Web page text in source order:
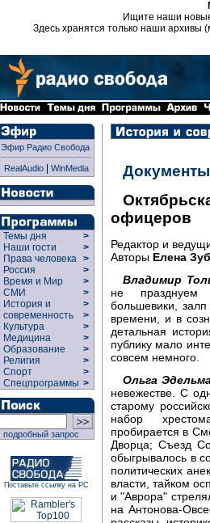
Ищите наши
Здесь хранятся только наши архивы
Эфир Радио Свобода
RealAudio| WinMedia
Темы дня
>
Наши гости
>
Права человека >
Россия
>
Время и Мир
>
СМИ
>
История и
современность
>
>
Культура
>
Медицина
>
Образование
>
Религия
>
Спорт
>
Спецпрограммы >
подробный запрос
Поставьте ссылку на РС
офицеров
Редактор и
Авторы Елена
Владимир
не празднуем
большевики,
времени, и в
детальная
публику мало
совсем немного.
Ольга
невежестве. С
старому
набор
пробирается в
Дворца; Съезд
обыгрывалось в
политических
власти, тайком
и "Аврора"
на Антонова-